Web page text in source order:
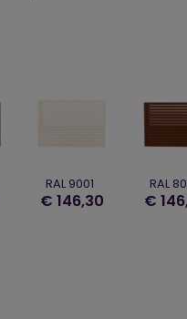
RAL 9001
€ 146,30
RAL
€